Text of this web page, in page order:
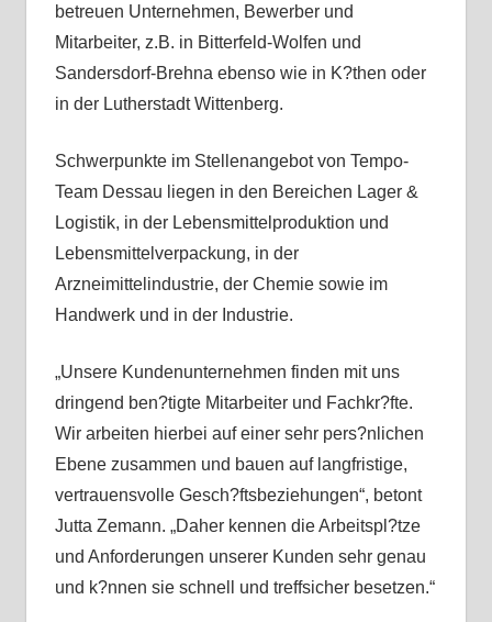
betreuen Unternehmen, Bewerber und
Mitarbeiter, z.B. in Bitterfeld-Wolfen und
Sandersdorf-Brehna ebenso wie in K?then oder
in der Lutherstadt Wittenberg.
Schwerpunkte im Stellenangebot von Tempo-
Team Dessau liegen in den Bereichen Lager &
Logistik, in der Lebensmittelproduktion und
Lebensmittelverpackung, in der
Arzneimittelindustrie, der Chemie sowie im
Handwerk und in der Industrie.
„Unsere Kundenunternehmen finden mit uns
dringend ben?tigte Mitarbeiter und Fachkr?fte.
Wir arbeiten hierbei auf einer sehr pers?nlichen
Ebene zusammen und bauen auf langfristige,
vertrauensvolle Gesch?ftsbeziehungen“, betont
Jutta Zemann. „Daher kennen die Arbeitspl?tze
und Anforderungen unserer Kunden sehr genau
und k?nnen sie schnell und treffsicher besetzen.“